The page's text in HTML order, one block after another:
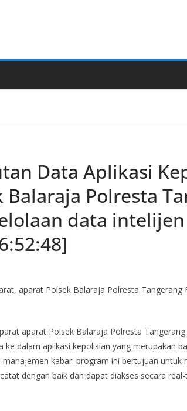
Data Aplikasi
Polresta
data
aparat Polsek Balaraja Polresta Tangerang
aparat Polsek Balaraja Polresta
dalam aplikasi kepolisian yang merupakan
kabar. program ini bertujuan untuk
dengan baik dan dapat diakses secara